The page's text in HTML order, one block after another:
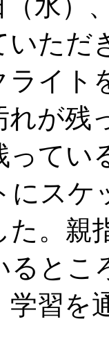
水）
いただ
ライト
れが残
ってい
にスケ
た。親
るとこ
学習を